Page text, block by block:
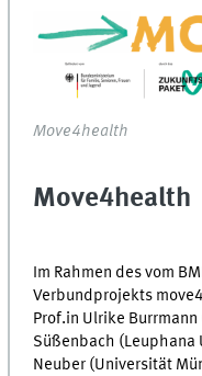
Move4health
Move4health
Im Rahmen des vom
Verbundprojekts
Prof.in Ulrike Burrmann
Süßenbach (Leuphana
Neuber (Universität